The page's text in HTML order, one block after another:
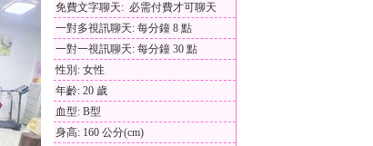
免費文字聊天: 必需付費才可聊天
一對多視訊聊天: 每分鐘 8 點
一對一視訊聊天: 每分鐘 30 點
性別: 女性
年齡: 20 歲
血型: B型
身高: 160 公分(cm)